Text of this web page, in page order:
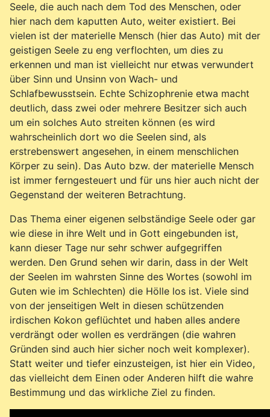
Seele, die auch nach dem Tod des Menschen, oder
hier nach dem kaputten Auto, weiter existiert. Bei
vielen ist der materielle Mensch (hier das Auto) mit der
geistigen Seele zu eng verflochten, um dies zu
erkennen und man ist vielleicht nur etwas verwundert
über Sinn und Unsinn von Wach- und
Schlafbewusstsein. Echte Schizophrenie etwa macht
deutlich, dass zwei oder mehrere Besitzer sich auch
um ein solches Auto streiten können (es wird
wahrscheinlich dort wo die Seelen sind, als
erstrebenswert angesehen, in einem menschlichen
Körper zu sein). Das Auto bzw. der materielle Mensch
ist immer ferngesteuert und für uns hier auch nicht der
Gegenstand der weiteren Betrachtung.
Das Thema einer eigenen selbständige Seele oder gar
wie diese in ihre Welt und in Gott eingebunden ist,
kann dieser Tage nur sehr schwer aufgegriffen
werden. Den Grund sehen wir darin, dass in der Welt
der Seelen im wahrsten Sinne des Wortes (sowohl im
Guten wie im Schlechten) die Hölle los ist. Viele sind
von der jenseitigen Welt in diesen schützenden
irdischen Kokon geflüchtet und haben alles andere
verdrängt oder wollen es verdrängen (die wahren
Gründen sind auch hier sicher noch weit komplexer).
Statt weiter und tiefer einzusteigen, ist hier ein Video,
das vielleicht dem Einen oder Anderen hilft die wahre
Bestimmung und das wirkliche Ziel zu finden.